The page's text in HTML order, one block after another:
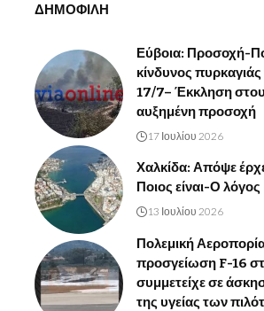
ΔΗΜΟΦΙΛΗ
Εύβοια: Προσοχή-
κίνδυνος
17/7– Έκκληση
αυξημένη προσοχή
17 Ιουλίου 2026
Χαλκίδα: Απόψε
Ποιος είναι-Ο λόγος
13 Ιουλίου 2026
Πολεμική
προσγείωση F-16
συμμετείχε σε
της υγείας των